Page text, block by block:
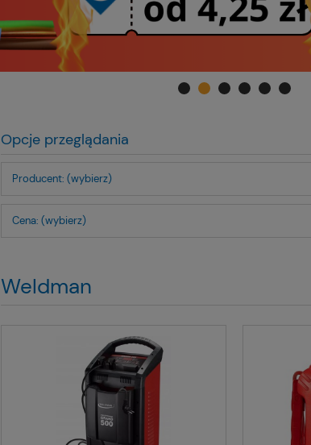
Opcje przeglądania
Producent: (wybierz)
Cena: (wybierz)
Weldman